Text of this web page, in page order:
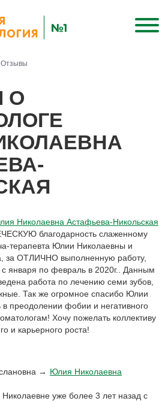
Отзывы
О
Николаевна Астафьева-Никольская
благодарность слаженному
терапевта Юлии Николаевны и
за ОТЛИЧНО выполненную работу,
января по февраль в 2020г.. Данным
работа по лечению семи зубов,
Так же огромное спасибо Юлии
преодолении фобии и негативного
Хочу пожелать коллективу
и карьерного роста!
→ Юлия Николаевна
уже более 3 лет назад с